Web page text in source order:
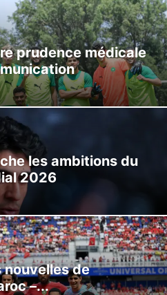
prudence médicale
les ambitions du
2026
nouvelles de
–...